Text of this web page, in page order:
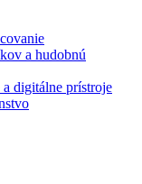
a hudobnú
digitálne prístroje